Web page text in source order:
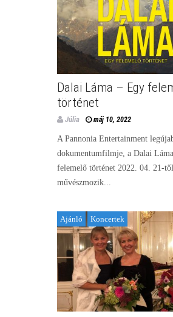
Dalai Láma – Egy
történet
Júlia máj 10, 2022
A Pannonia Entertainment
dokumentumfilmje, a Dalai
felemelő történet 2022. 04. 21-
művészmozik...
Ajánló Koncertek